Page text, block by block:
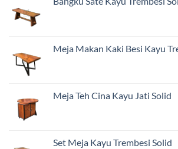
Meja Makan Kaki Besi Kayu
Meja Teh Cina Kayu Jati Solid
Set Meja Kayu Trembesi Solid